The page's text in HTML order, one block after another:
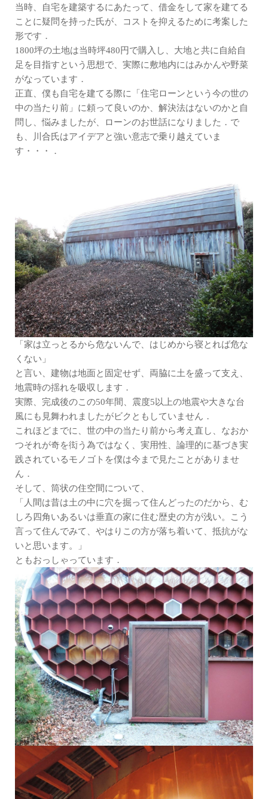
当時、自宅を建築するにあたって、借金をして家を建てる
ことに疑問を持った氏が、コストを抑えるために考案した
形です．
1800坪の土地は当時坪480円で購入し、大地と共に自給自
足を目指すという思想で、実際に敷地内にはみかんや野菜
がなっています．
正直、僕も自宅を建てる際に「住宅ローンという今の世の
中の当たり前」に頼って良いのか、解決法はないのかと自
問し、悩みましたが、ローンのお世話になりました．で
も、川合氏はアイデアと強い意志で乗り越えていま
す・・・．
「家は立っとるから危ないんで、はじめから寝とれば危な
くない」
と言い、建物は地面と固定せず、両脇に土を盛って支え、
地震時の揺れを吸収します．
実際、完成後のこの50年間、震度5以上の地震や大きな台
風にも見舞われましたがビクともしていません．
これほどまでに、世の中の当たり前から考え直し、なおか
つそれが奇を衒う為ではなく、実用性、論理的に基づき実
践されているモノゴトを僕は今まで見たことがありませ
ん．
そして、筒状の住空間について、
「人間は昔は土の中に穴を掘って住んどったのだから、む
しろ四角いあるいは垂直の家に住む歴史の方が浅い。こう
言って住んでみて、やはりこの方が落ち着いて、抵抗がな
いと思います。」
ともおっしゃっています．